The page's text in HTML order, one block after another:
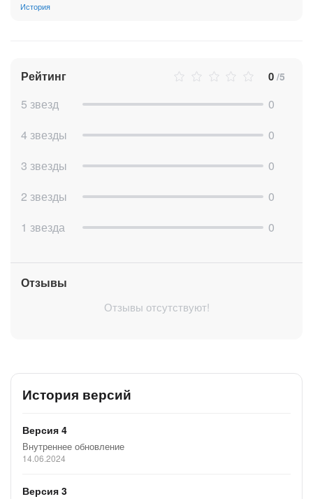
История
Рейтинг 0 /5
5 звезд
0
4 звезды
0
3 звезды
0
2 звезды
0
1 звезда
0
Отзывы
Отзывы отсутствуют!
История версий
Версия 4
Внутреннее обновление
14.06.2024
Версия 3